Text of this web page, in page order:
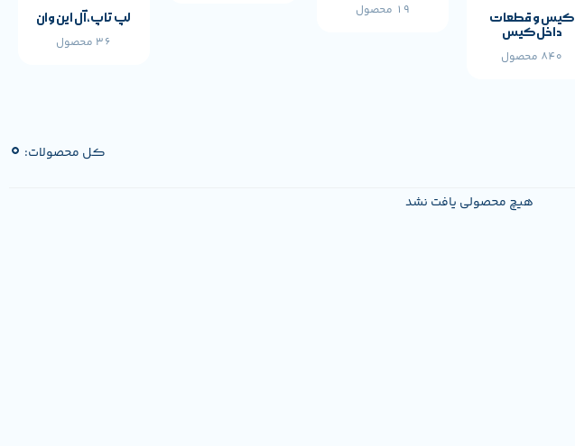
کیس و قطعات
داخل کیس
840 محصول
19 محصول
لپ تاپ،آل این وان
36 محصول
کل محصولات: 0
هیچ محصولی یافت نشد